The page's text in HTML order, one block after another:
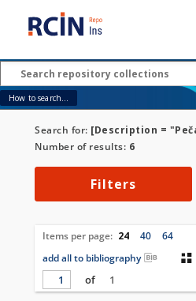
How to search...
Search for: [Description =
Number of results: 6
Filters
Items per page: 24 40
64
add all to bibliography
of
1